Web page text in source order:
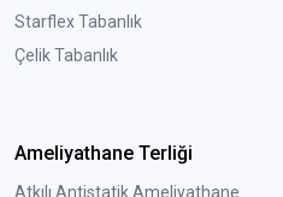
Starflex Tabanlık
Çelik Tabanlık
Ameliyathane Terliği
Atkılı Antistatik Ameliyathane